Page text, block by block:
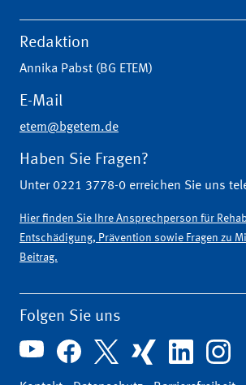
Redaktion
Annika Pabst (BG ETEM)
E-Mail
etem@bgetem.de
Haben Sie Fragen?
Unter 0221 3778-0 erreichen Sie uns
Hier finden Sie Ihre Ansprechperson für
Entschädigung, Prävention sowie Fragen zu
Beitrag.
Folgen Sie uns